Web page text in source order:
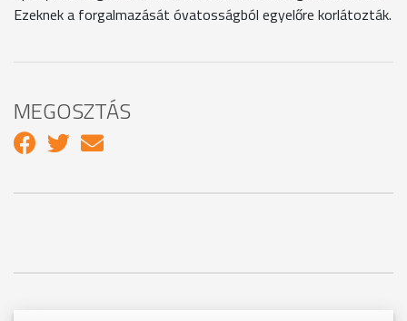
Ezeknek a forgalmazását óvatosságból egyelőre korlátozták.
MEGOSZTÁS